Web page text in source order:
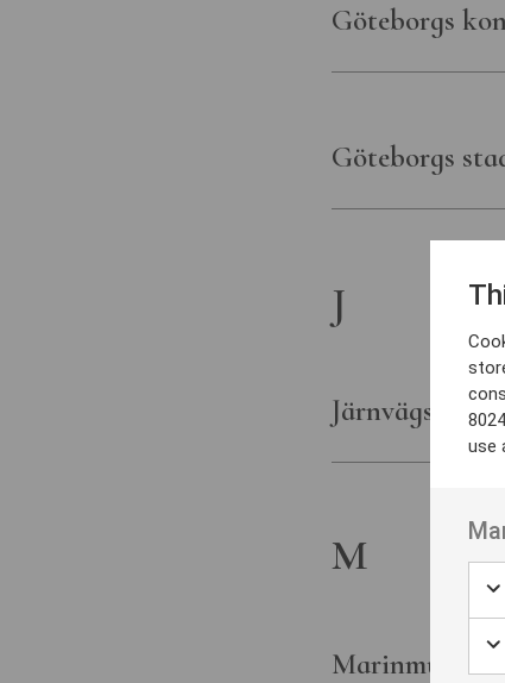
Göteborgs
Göteborgs
J
M
use